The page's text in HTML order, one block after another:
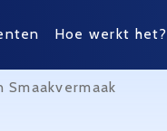
Hoe werkt het?
Smaakvermaak